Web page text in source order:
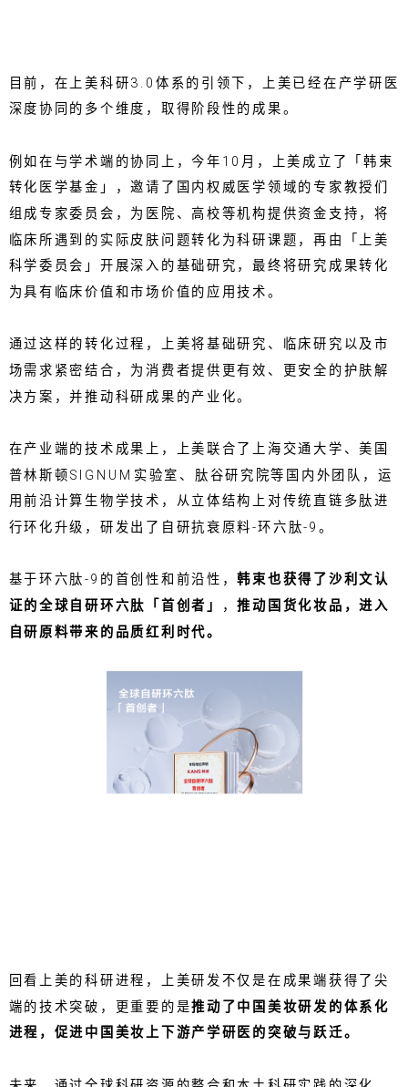
目前，在上美科研3.0体系的引领下，上美已经在产学研医
深度协同的多个维度，取得阶段性的成果。
例如在与学术端的协同上，今年10月，上美成立了「韩束
转化医学基金」，邀请了国内权威医学领域的专家教授们
组成专家委员会，为医院、高校等机构提供资金支持，将
临床所遇到的实际皮肤问题转化为科研课题，再由「上美
科学委员会」开展深入的基础研究，最终将研究成果转化
为具有临床价值和市场价值的应用技术。
通过这样的转化过程，上美将基础研究、临床研究以及市
场需求紧密结合，为消费者提供更有效、更安全的护肤解
决方案，并推动科研成果的产业化。
在产业端的技术成果上，上美联合了上海交通大学、美国
普林斯顿SIGNUM实验室、肽谷研究院等国内外团队，运
用前沿计算生物学技术，从立体结构上对传统直链多肽进
行环化升级，研发出了自研抗衰原料-环六肽-9。
基于环六肽-9的首创性和前沿性，韩束也获得了沙利文认
证的全球自研环六肽「首创者」
，推动国货化妆品，进入
自研原料带来的品质红利时代。
回看上美的科研进程，上美研发不仅是在成果端获得了尖
端的技术突破，更重要的是推动了中国美妆研发的体系化
进程，促进中国美妆上下游产学研医的突破与跃迁。